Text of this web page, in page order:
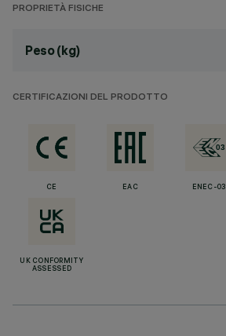
PROPRIETÀ FISICHE
Peso (kg)
CERTIFICAZIONI DEL PRODOTTO
CE EAC ENEC-03
UK CONFORMITY
ASSESSED